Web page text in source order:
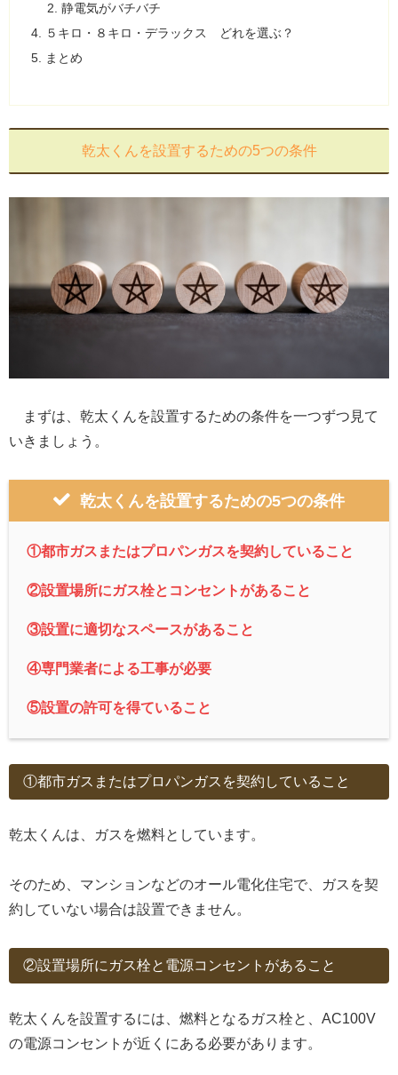
静電気がバチバチ
５キロ・８キロ・デラックス どれを選ぶ？
まとめ
乾太くんを設置するための5つの条件
まずは、乾太くんを設置するための条件を一つずつ見て
いきましょう。
乾太くんを設置するための5つの条件
①都市ガスまたはプロパンガスを契約していること
②設置場所にガス栓とコンセン トがあること
③設置に適切なスペースがあること
④専門業者による工事が必要
⑤設置の許可を得ていること
①都市ガスまたはプロパンガスを契約していること
乾太くんは、ガスを燃料としています。
そのため、マンションなどのオール電化住宅で、ガスを契
約していない場合は設置できません。
②設置場所にガス栓と電源コンセントがあること
乾太くんを設置するには、燃料となるガス栓と、AC100V
の電源コンセントが近くにある必要があります。